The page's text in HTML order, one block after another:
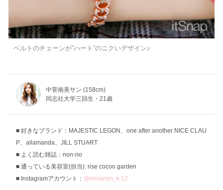
ベルトのチェーンが”ハート”のニクいデザイン♪
中菅南美サン (158cm)
同志社大学三回生・21歳
好きなブランド：MAJESTIC LEGON、one after another NICE CLAU
P、allamanda、JILL STUART
よく読む雑誌：non-no
通っている美容室(担当): rise cocoo garden
Instagramアカウント： @minamin_k.12